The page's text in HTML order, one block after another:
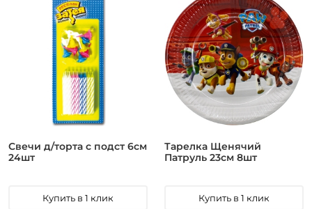
Свечи д/торта с подст 6см
24шт
Купить в 1 клик
Тарелка Щенячий
Патруль 23см 8шт
Купить в 1 клик